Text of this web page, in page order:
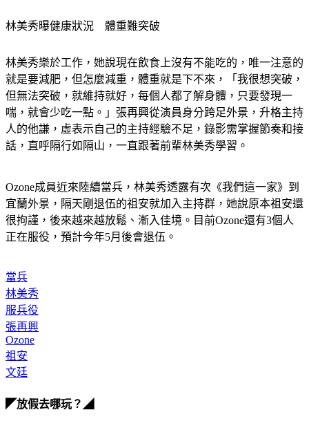
林美秀曝健康狀況　體重難突破
林美秀樂於工作，她說現在飲食上沒有不能吃的，唯一注意的
就是要減肥，但怎麼減重，體重就是下不來，「我很想突破，
但無法突破，就維持就好，每個人都了解身體，只要發現一
喘，就會少吃一點。」張再興從演員身分跨足外景，升格主持
人的他謙，虛表示自己的主持經驗不足，錄影需掌握節奏和接
話，直呼隔行如隔山，一直跟著前輩林美秀學習。
Ozone成員近來陸續當兵，林美秀透露有次《我們這一家》到
宜蘭外景，隔天剛退伍的祖安就加入主持群，她說原本祖安還
很拘謹，後來越來越放鬆、漸入佳境。目前Ozone還有3個人
正在服役，預計今年5月後會退伍。
當兵
林美秀
服兵役
張再興
Ozone
祖安
文廷
◤放假去哪玩？◢